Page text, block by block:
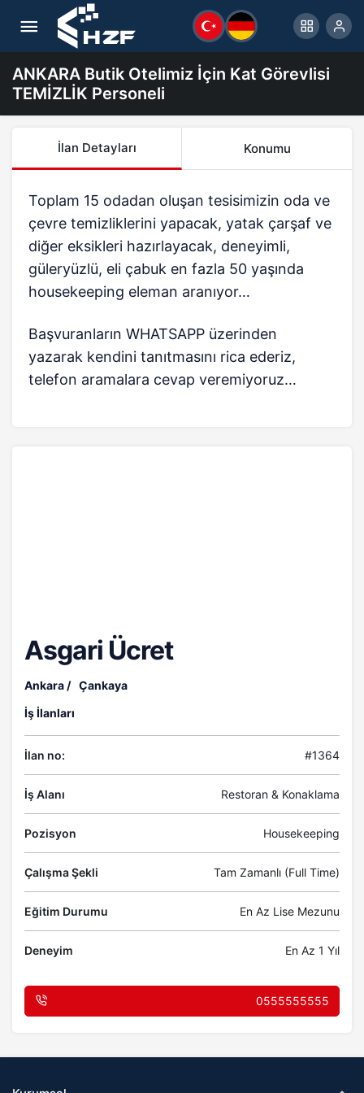
ANKARA Butik Otelimiz İçin Kat Görevlisi
TEMİZLİK Personeli
İlan Detayları Konumu
Toplam 15 odadan oluşan tesisimizin oda ve
çevre temizliklerini yapacak, yatak çarşaf ve
diğer eksikleri hazırlayacak, deneyimli,
güleryüzlü, eli çabuk en fazla 50 yaşında
housekeeping eleman aranıyor…
Başvuranların WHATSAPP üzerinden
yazarak kendini tanıtmasını rica ederiz,
telefon aramalara cevap veremiyoruz…
Asgari Ücret
Ankara
Çankaya
İş İlanları
İlan no: #1364
İş Alanı Restoran & Konaklama
Pozisyon Housekeeping
Çalışma Şekli Tam Zamanlı (Full Time)
Eğitim Durumu En Az Lise Mezunu
Deneyim En Az 1 Yıl
0555555555